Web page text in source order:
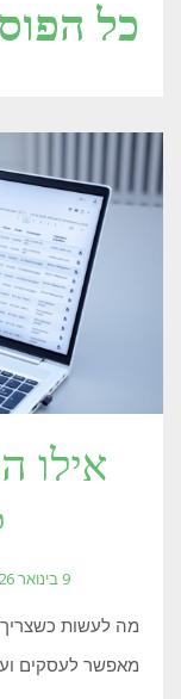
כל
אילו
9 בינואר 2026
מה לעשות כשצריך
מאפשר לעסקים